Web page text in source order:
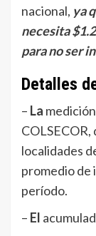
nacional, ya
necesita
para no ser
Detalles
– La
localidades
promedio de
período.
– El